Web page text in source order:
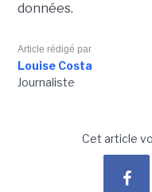
données.
Article rédigé par
Louise Costa
Journaliste
Cet article